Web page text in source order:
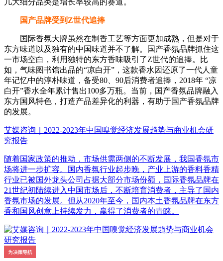
几大细分品类是增长率较高的赛道。
国产品牌受到Z世代追捧
国际香氛大牌虽然在制香工艺等方面更加成熟，但是对于
东方味道以及独有的中国味道并不了解。国产香氛品牌抓住这
一市场空白，利用独特的东方香味吸引了Z世代的追捧。比
如，气味图书馆出品的“凉白开”，这款香水因还原了一代人童
年记忆中的淳朴味道，备受80、90后消费者追捧，2018年 “凉
白开”香水全年累计售出100多万瓶。当前，国产香氛品牌融入
东方国风特色，打造产品差异化的利器，有助于国产香氛品牌
的发展。
艾媒咨询｜2022-2023年中国嗅觉经济发展趋势与商业机会研
究报告
随着国家政策的推动，市场供需两侧的不断发展，我国香氛市
场将进一步扩容。国内香氛行业起步晚，产业上游的香料香精
行业已被国外龙头公司占据大部分市场份额，国际香氛品牌在
21世纪初陆续进入中国市场后，不断培育消费者，主导了国内
香氛市场的发展。但从2020年至今，国内本土香氛品牌在东方
香和国风创意上持续发力，赢得了消费者的青睐。